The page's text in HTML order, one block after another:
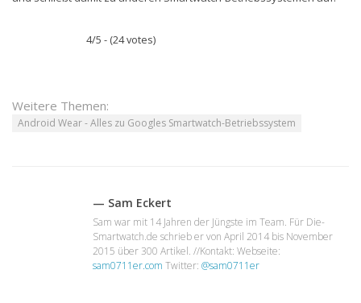
4/5 - (24 votes)
Weitere Themen:
Android Wear - Alles zu Googles Smartwatch-Betriebssystem
— Sam Eckert
Sam war mit 14 Jahren der Jüngste im Team. Für Die-
Smartwatch.de schrieb er von April 2014 bis November
2015 über 300 Artikel. //Kontakt: Webseite:
sam0711er.com Twitter: @sam0711er